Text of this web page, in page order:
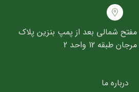
شمالی بعد از پمپ بنزین پلاک
درباره ما